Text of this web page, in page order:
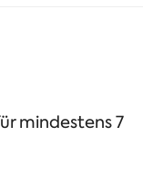
mindestens 7